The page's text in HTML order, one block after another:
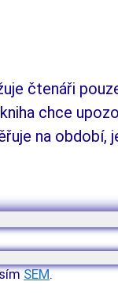
čtenáři
chce
na období,
SEM.